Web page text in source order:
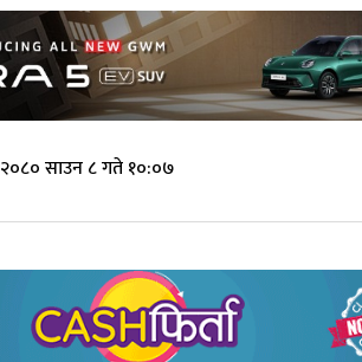
२०८० साउन ८ गते १०:०७